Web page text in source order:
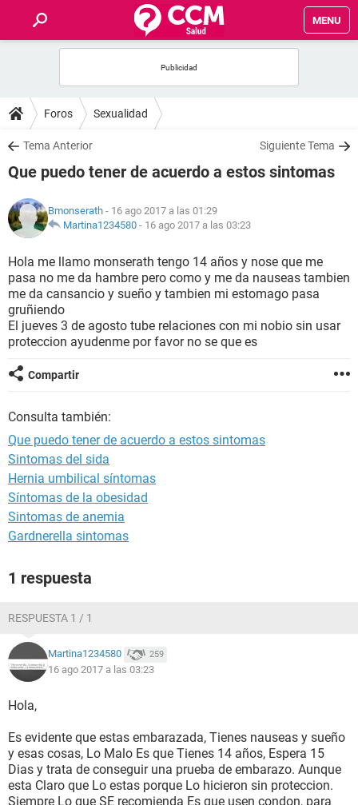
MENU
FOROS
SALUD
FAMILIA
NUTRICIÓN
BIENESTAR
SEXUALIDAD
GLOSARIO
Foros Sexualidad
Tema Anterior Siguiente Tema
Que puedo tener de acuerdo a estos sintomas
Bmonserath - 16 ago 2017 a las 01:29
Martina1234580 - 16 ago 2017 a las 03:23
Hola me llamo monserath tengo 14 años y nose que me
pasa no me da hambre pero como y me da nauseas tambien
me da cansancio y sueño y tambien mi estomago pasa
gruñiendo
El jueves 3 de agosto tube relaciones con mi nobio sin usar
proteccion ayudenme por favor no se que es
Compartir
Consulta también:
Que puedo tener de acuerdo a estos sintomas
Sintomas del sida
Hernia umbilical síntomas
Síntomas de la obesidad
Sintomas de anemia
Gardnerella sintomas
1 respuesta
RESPUESTA 1 / 1
Martina1234580 259
16 ago 2017 a las 03:23
Hola,
Es evidente que estas embarazada, Tienes nauseas y sueño
y esas cosas, Lo Malo Es que Tienes 14 años, Espera 15
Dias y trata de conseguir una prueba de embarazo. Aunque
esta Claro que Lo estas porque Lo hicieron sin proteccion.
Siempre Lo que SE recomienda Es que usen condon, para